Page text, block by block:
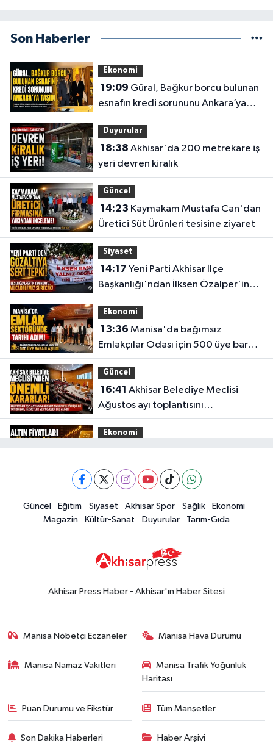
Son Haberler
Ekonomi
19:09
esnafın kredi sorununu Ankara’ya
taşıdı
Duyurular
18:38
yeri devren kiralık
Güncel
14:23
Üretici Süt Ürünleri tesisine ziyaret
Siyaset
14:17
Başkanlığı'ndan İlksen Özalper'in
gözaltına alınmasına tepki
Ekonomi
13:36
Emlakçılar Odası için 500 üye barajı
aşıldı
Güncel
16:41
Ağustos ayı toplantısını
gerçekleştirdi
Ekonomi
15:02Akhisar'da sıcak hava etkisini
sürdürüyor! İşte 5 günlük hava
Güncel
14:53
Çanakkale'nin tarihini yerinde
yaşadı
Yerel Haber
Güncel Eğitim Siyaset Akhisar Spor Sağlık
Ekonomi
Magazin
Kültür-Sanat Duyurular Tarım-Gıda
Akhisar Press Haber - Akhisar'ın Haber Sitesi
Manisa Nöbetçi Eczaneler Manisa Hava Durumu
Manisa Namaz Vakitleri
Manisa Trafik Yoğunluk
Haritası
Puan Durumu ve Fikstür Tüm Manşetler
Son Dakika Haberleri Haber Arşivi